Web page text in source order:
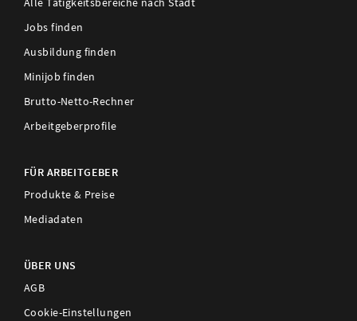
Jobs finden
Ausbildung finden
Minijob finden
Brutto-Netto-Rechner
Arbeitgeberprofile
FÜR ARBEITGEBER
Produkte & Preise
Mediadaten
ÜBER UNS
AGB
Cookie-Einstellungen